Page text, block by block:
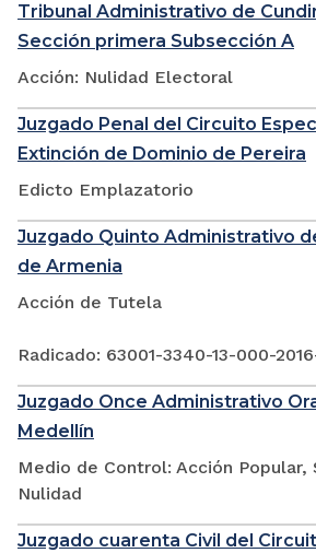
Tribunal Administrativo de
Sección primera Subsección A
Acción: Nulidad Electoral
Juzgado Penal del Circuito
Extinción de Dominio de Pereira
Edicto Emplazatorio
Juzgado Quinto Administrativo
de Armenia
Acción de Tutela
Radicado: 63001-3340-13-000-
Juzgado Once Administrativo
Medellín
Medio de Control: Acción Popular,
Nulidad
Juzgado cuarenta Civil del